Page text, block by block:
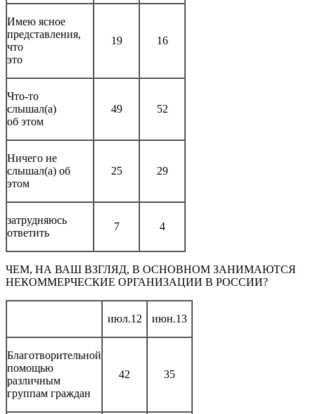
Имею ясное
представления,
что
это
19 16
Что-то
слышал(а)
об этом
49 52
Ничего не
слышал(а) об
этом
25 29
затрудняюсь
ответить
7 4
ЧЕМ, НА ВАШ ВЗГЛЯД, В ОСНОВНОМ ЗАНИМАЮТСЯ
НЕКОММЕРЧЕСКИЕ ОРГАНИЗАЦИИ В РОССИИ?
июл.12 июн.13
Благотворительной
помощью
различным
группам граждан
42 35